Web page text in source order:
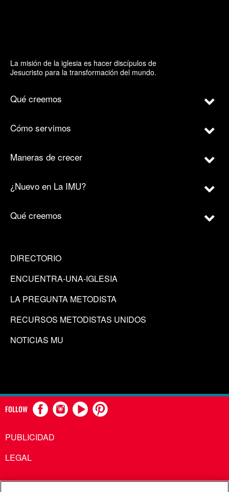
La misión de la iglesia es hacer discípulos de
Jesucristo para la transformación del mundo.
Qué creemos
Cómo servimos
Maneras de crecer
¿Nuevo en La IMU?
Qué creemos
DIRECTORIO
ENCUENTRA-UNA-IGLESIA
LA PREGUNTA METODISTA
RECURSOS METODISTAS UNIDOS
NOTICIAS MU
FOLLOW
PUBLICIDAD
LEGAL